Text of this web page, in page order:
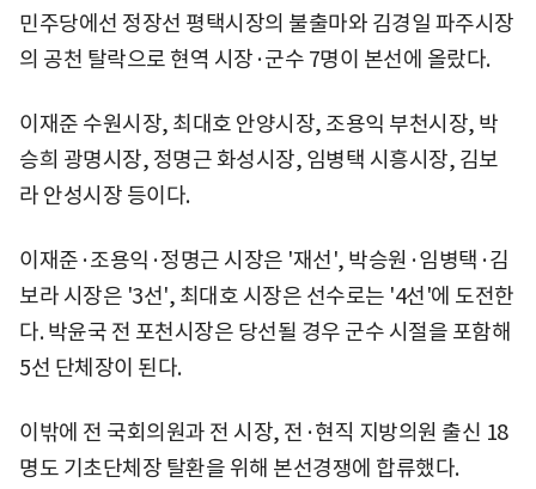
민주당에선 정장선 평택시장의 불출마와 김경일 파주시장
의 공천 탈락으로 현역 시장·군수 7명이 본선에 올랐다.
이재준 수원시장, 최대호 안양시장, 조용익 부천시장, 박
승희 광명시장, 정명근 화성시장, 임병택 시흥시장, 김보
라 안성시장 등이다.
이재준·조용익·정명근 시장은 '재선', 박승원·임병택·김
보라 시장은 '3선', 최대호 시장은 선수로는 '4선'에 도전한
다. 박윤국 전 포천시장은 당선될 경우 군수 시절을 포함해
5선 단체장이 된다.
이밖에 전 국회의원과 전 시장, 전·현직 지방의원 출신 18
명도 기초단체장 탈환을 위해 본선경쟁에 합류했다.